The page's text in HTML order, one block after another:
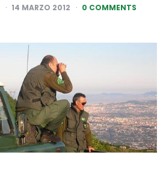
14 MARZO 2012 0 COMMENTS